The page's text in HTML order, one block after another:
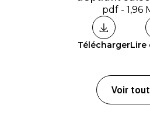
pdf - 1,96
TéléchargerLire
Voir tout